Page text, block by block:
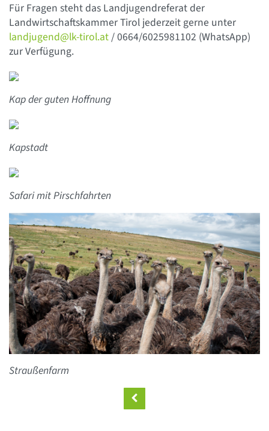
Für Fragen steht das Landjugendreferat der
Landwirtschaftskammer Tirol jederzeit gerne unter
landjugend@lk-tirol.at/ 0664/6025981102 (WhatsApp)
zur Verfügung.
Kap der guten Hoffnung
Kapstadt
Safari mit Pirschfahrten
Straußenfarm